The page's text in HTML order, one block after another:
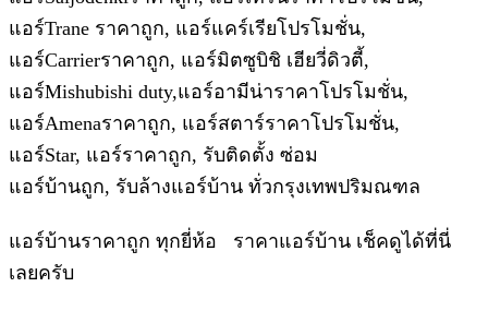
แอร์Trane ราคาถูก, แอร์แคร์เรียโปรโมชั่น,
แอร์Carrierราคาถูก, แอร์มิตซูบิชิ เฮียวี่ดิวตี้,
แอร์Mishubishi duty,แอร์อามีน่าราคาโปรโมชั่น,
แอร์Amenaราคาถูก, แอร์สตาร์ราคาโปรโมชั่น,
แอร์Star, แอร์ราคาถูก, รับติดตั้ง ซ่อม
แอร์บ้านถูก, รับล้างแอร์บ้าน ทั่วกรุงเทพปริมณฑล
แอร์บ้านราคาถูก ทุกยี่ห้อ ราคาแอร์บ้าน เช็คดูได้ที่นี่
เลยครับ